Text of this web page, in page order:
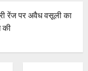
रेंज पर अवैध वसूली का
की